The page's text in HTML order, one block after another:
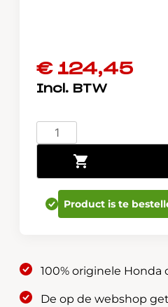
€124,45
Hoedenplank
Honda
08U35-
TF0-
600SH
Toevoegen
Product is te
100% originele Honda
De op de webshop